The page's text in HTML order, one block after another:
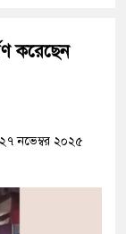
করেছেন
নভেম্বর ২০২৫